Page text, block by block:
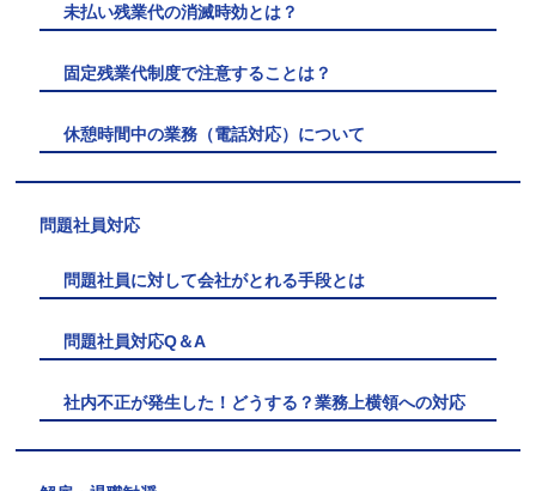
未払い残業代の消滅時効とは？
固定残業代制度で注意することは？
休憩時間中の業務（電話対応）について
問題社員対応
問題社員に対して会社がとれる手段とは
問題社員対応Q＆A
社内不正が発生した！どうする？業務上横領への対応